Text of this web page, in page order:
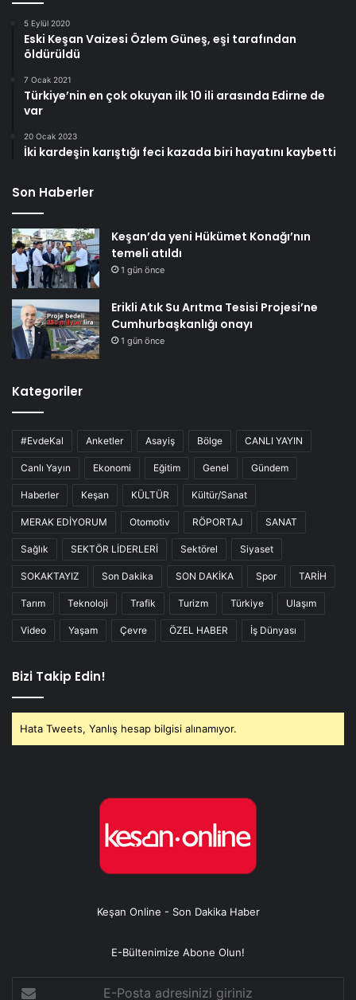
5 Eylül 2020
Eski Keşan Vaizesi Özlem Güneş, eşi tarafından
öldürüldü
7 Ocak 2021
Türkiye’nin en çok okuyan ilk 10 ili arasında Edirne de
var
20 Ocak 2023
İki kardeşin karıştığı feci kazada biri hayatını kaybetti
Son Haberler
Keşan’da yeni Hükümet Konağı’nın
temeli atıldı
1 gün önce
Erikli Atık Su Arıtma Tesisi Projesi’ne
Cumhurbaşkanlığı onayı
1 gün önce
Kategoriler
#EvdeKal Anketler Asayiş Bölge CANLI YAYIN
Canlı Yayın Ekonomi Eğitim Genel Gündem
Haberler Keşan KÜLTÜR Kültür/Sanat
MERAK EDİYORUM Otomotiv RÖPORTAJ SANAT
Sağlık SEKTÖR LİDERLERİ Sektörel Siyaset
SOKAKTAYIZ Son Dakika SON DAKİKA Spor TARİH
Tarım Teknoloji Trafik Turizm Türkiye Ulaşım
Video Yaşam Çevre ÖZEL HABER İş Dünyası
Bizi Takip Edin!
Hata Tweets, Yanlış hesap bilgisi alınamıyor.
Keşan Online - Son Dakika Haber
E-Bültenimize Abone Olun!